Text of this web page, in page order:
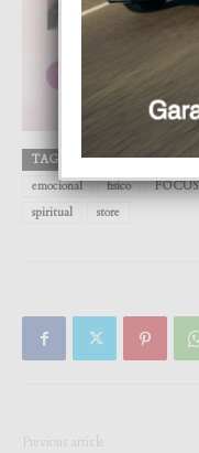
TAGS Apple Aruba
emocional
fisico FOCUS
spiritual
store
Previous article